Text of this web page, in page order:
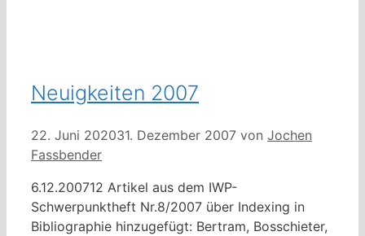
Neuigkeiten 2007
22. Juni 202031. Dezember 2007 von Jochen
Fassbender
6.12.200712 Artikel aus dem IWP-
Schwerpunktheft Nr.8/2007 über Indexing in
Bibliographie hinzugefügt: Bertram, Bosschieter,